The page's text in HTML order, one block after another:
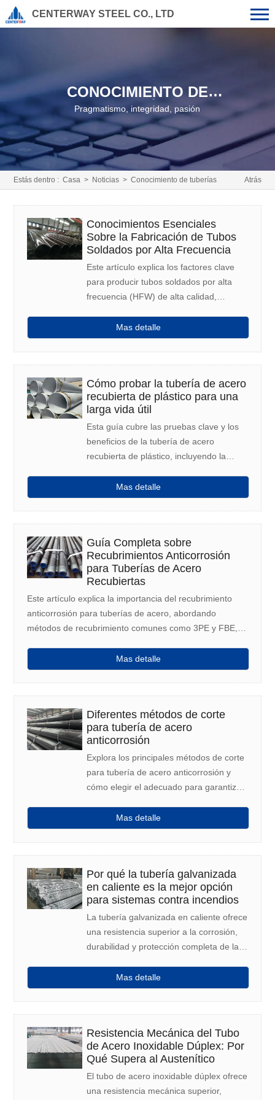
CENTERWAY STEEL CO., LTD
CONOCIMIENTO DE
TUBERÍAS
Pragmatismo, integridad, pasión
Atrás
Estás dentro :Casa > Noticias >Conocimiento de tuberías
Conocimientos Esenciales
Sobre la Fabricación de Tubos
Soldados por Alta Frecuencia
Este artículo explica los factores clave
para producir tubos soldados por alta
frecuencia (HFW) de alta calidad,
colocación del inductor y de la barra de
impedancia, y los estándares del tubo en
bruto, asegurando soldaduras fuertes y
Mas detalle
Cómo probar la tubería de acero
recubierta de plástico para una
larga vida útil
Esta guía cubre las pruebas clave y los
beneficios de la tubería de acero
recubierta de plástico, incluyendo la
tuberías recubiertas, para garantizar la
calidad y la durabilidad.
Mas detalle
Guía Completa sobre
Recubrimientos Anticorrosión
para Tuberías de Acero
Recubiertas
Este artículo explica la importancia del recubrimiento
anticorrosión para tuberías de acero, abordando
métodos de recubrimiento comunes como 3PE y FBE,
protección duradera contra la corrosión.
Mas detalle
Diferentes métodos de corte
para tubería de acero
anticorrosión
Explora los principales métodos de corte
para tubería de acero anticorrosión y
cómo elegir el adecuado para garantizar
eficiente.Mas detalle
Por qué la tubería galvanizada
en caliente es la mejor opción
para sistemas contra incendios
La tubería galvanizada en caliente ofrece
una resistencia superior a la corrosión,
durabilidad y protección completa de la
opción preferida para sistemas contra
incendios confiables y de larga duración.
Mas detalle
Resistencia Mecánica del Tubo
de Acero Inoxidable Dúplex: Por
Qué Supera al Austenítico
El tubo de acero inoxidable dúplex ofrece
una resistencia mecánica superior,